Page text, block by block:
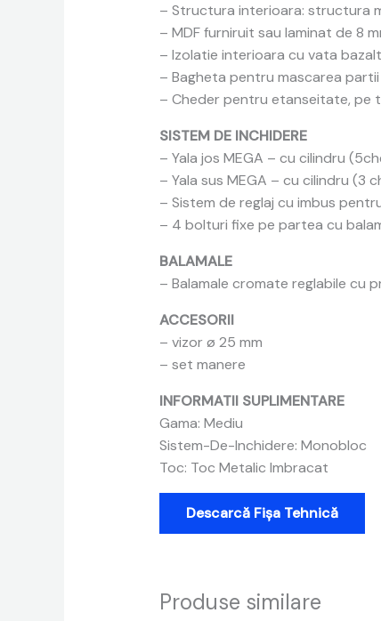
– Structura interioara: structura
– MDF furniruit sau laminat de 8
– Izolatie interioara cu vata
– Bagheta pentru mascarea
– Cheder pentru etanseitate, pe
SISTEM DE INCHIDERE
– Yala jos MEGA – cu cilindru
– Yala sus MEGA – cu cilindru
– Sistem de reglaj cu imbus
– 4 bolturi fixe pe partea cu
BALAMALE
– Balamale cromate reglabile cu
ACCESORII
– vizor ø 25 mm
– set manere
INFORMATII SUPLIMENTARE
Gama: Mediu
Sistem-De-Inchidere: Monobloc
Toc: Toc Metalic Imbracat
Descarcă Fișa Tehnică
Produse similare